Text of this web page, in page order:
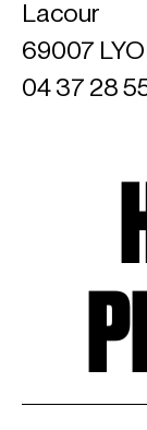
Lacour
69007
04 37 28 55